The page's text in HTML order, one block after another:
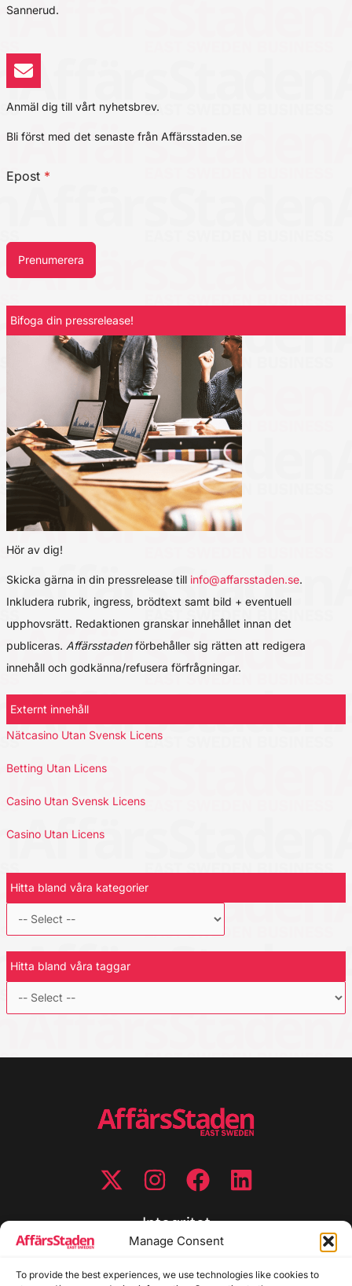
Manage Consent
To provide the best experiences, we use technologies like cookies to
Sannerud.
Anmäl dig till vårt nyhetsbrev.
Bli först med det senaste från Affärsstaden.se
Epost *
Prenumerera
Bifoga din pressrelease!
Hör av dig!
Skicka gärna in din pressrelease till info@affarsstaden.se.
Inkludera rubrik, ingress, brödtext samt bild + eventuell
upphovsrätt. Redaktionen granskar innehållet innan det
publiceras. Affärsstadenförbehåller sig rätten att redigera
innehåll och godkänna/refusera förfrågningar.
Externt innehåll
Nätcasino Utan Svensk Licens
Betting Utan Licens
Casino Utan Svensk Licens
Casino Utan Licens
Hitta bland våra kategorier
Hitta bland våra taggar
Integritet
Cookiepolicy